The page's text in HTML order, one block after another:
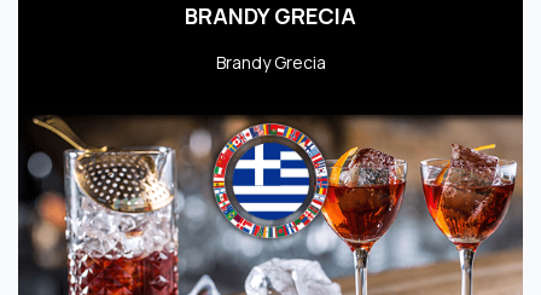
BRANDY GRECIA
Brandy Grecia